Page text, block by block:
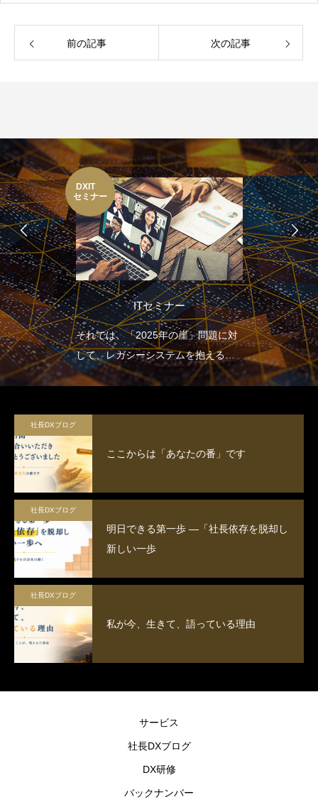
前の記事 次の記事
DXIT
セミナー
ITセミナー
それでは、「2025年の崖」問題に対
して、レガシーシステムを抱える多
くの日本企業はどのような取り組み
2025年の崖による損失を避け、飛躍
していくためにDXの推進のために、
まずはITセミナーで意識の改革を行
うことが大切です。
社長DXブログ
ここからは「あなたの番」です
社長DXブログ
明日できる第一歩 ―「社長依存を脱却し
新しい一歩
社長DXブログ
私が今、生きて、語っている理由
サービス
社長DXブログ
DX研修
バックナンバー